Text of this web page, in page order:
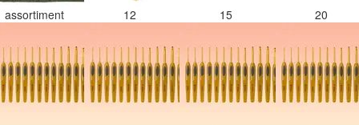
assortiment 12 15 20